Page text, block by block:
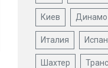
Киев Динамо
Италия
Шахтер